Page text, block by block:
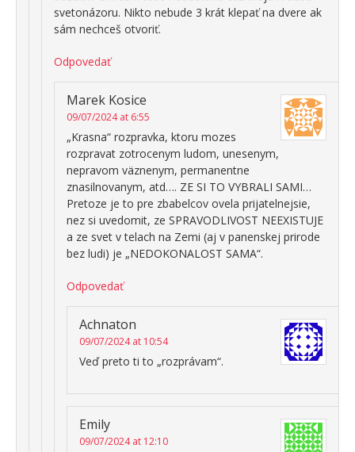
svetonázoru. Nikto nebude 3 krát klepať na dvere ak
sám nechceš otvoriť.
Odpovedať
Marek Kosice
09/07/2024 at 6:55
„Krasna“ rozpravka, ktoru mozes
rozpravat zotrocenym ludom, unesenym,
nepravom väznenym, permanentne
znasilnovanym, atd…. ZE SI TO VYBRALI SAMI…
Pretoze je to pre zbabelcov ovela prijatelnejsie,
nez si uvedomit, ze SPRAVODLIVOST NEEXISTUJE
a ze svet v telach na Zemi (aj v panenskej prirode
bez ludi) je „NEDOKONALOST SAMA“.
Odpovedať
Achnaton
09/07/2024 at 10:54
Veď preto ti to „rozprávam“.
Emily
09/07/2024 at 12:10